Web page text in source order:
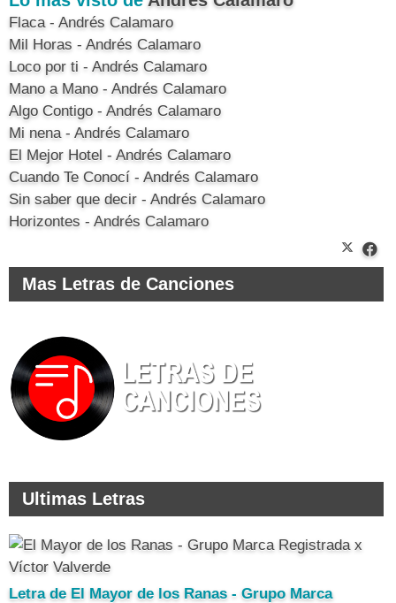
Flaca - Andrés Calamaro
Mil Horas - Andrés Calamaro
Loco por ti - Andrés Calamaro
Mano a Mano - Andrés Calamaro
Algo Contigo - Andrés Calamaro
Mi nena - Andrés Calamaro
El Mejor Hotel - Andrés Calamaro
Cuando Te Conocí - Andrés Calamaro
Sin saber que decir - Andrés Calamaro
Horizontes - Andrés Calamaro
Mas Letras de Canciones
Ultimas Letras
Letra de El Mayor de los Ranas - Grupo Marca